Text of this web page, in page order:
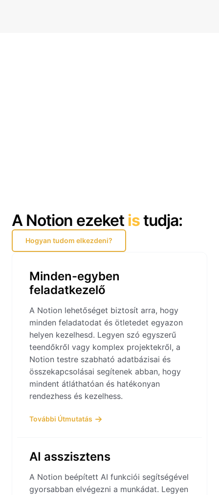
A Notion ezeket istudja:
Hogyan tudom elkezdeni?
Minden-egyben
feladatkezelő
A Notion lehetőséget biztosít arra, hogy
minden feladatodat és ötletedet egyazon
helyen kezelhesd. Legyen szó egyszerű
teendőkről vagy komplex projektekről, a
Notion testre szabható adatbázisai és
összekapcsolásai segítenek abban, hogy
mindent átláthatóan és hatékonyan
rendezhess és kezelhess.
További Útmutatás
AI asszisztens
A Notion beépített AI funkciói segítségével
gyorsabban elvégezni a munkádat. Legyen